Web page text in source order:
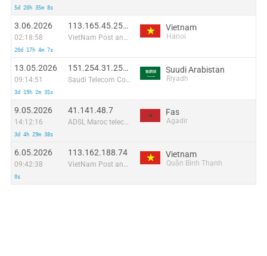
5d 20h 35m 8s
3.06.2026
02:18:58
20d 17h 4m 7s
113.165.45.255:36495
VietNam Post and Telecom Corporation
Vietnam
Hanoi
13.05.2026
09:14:51
3d 19h 2m 35s
151.254.31.254:7726
Saudi Telecom Company JSC
Suudi Arabistan
Riyadh
9.05.2026
14:12:16
3d 4h 29m 38s
41.141.48.7
ADSL Maroc telecom
Fas
Agadir
6.05.2026
09:42:38
0s
113.162.188.74
VietNam Post and Telecom Corporation
Vietnam
Quận Bình Thạnh